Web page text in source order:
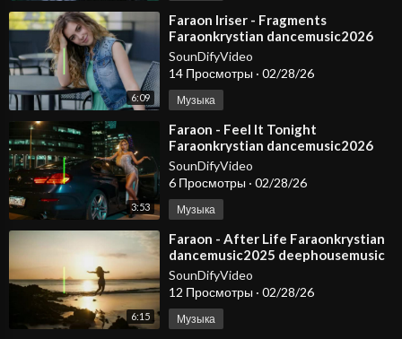
6:09
⁣Faraon Iriser - Fragments
Faraonkrystian dancemusic2026
deephousemusic spotify carmusic
edm
SounDifyVideo
14 Просмотры · 02/28/26
Музыка
3:53
⁣Faraon - Feel It Tonight
Faraonkrystian dancemusic2026
deephousemusic spotify carmusic
edm
SounDifyVideo
6 Просмотры · 02/28/26
Музыка
6:15
⁣Faraon - After Life Faraonkrystian
dancemusic2025 deephousemusic
SounDifyVideo
12 Просмотры · 02/28/26
Музыка